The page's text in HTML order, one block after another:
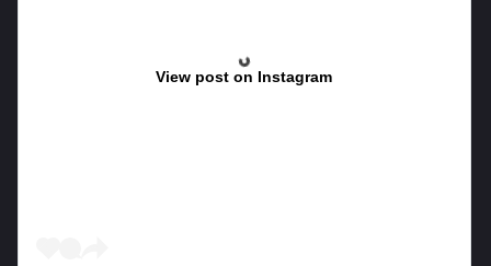
View post on Instagram